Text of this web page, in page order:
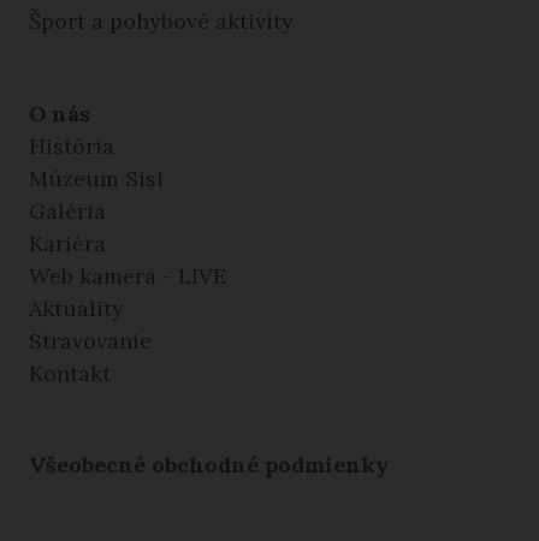
Šport a pohybové aktivity
O nás
História
Múzeum Sisi
Galéria
Kariéra
Web kamera - LIVE
Aktuality
Stravovanie
Kontakt
Všeobecné obchodné podmienky